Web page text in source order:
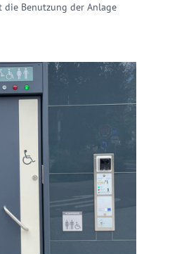
die Benutzung der Anlage